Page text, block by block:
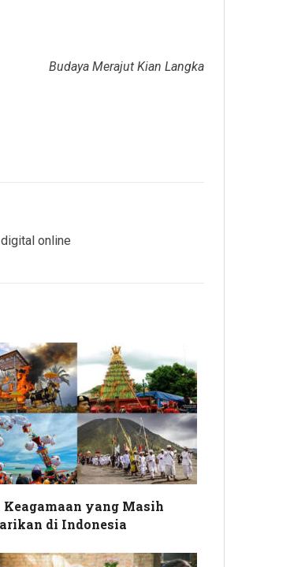
Budaya Merajut Kian Langka
online
yang Masih
di Indonesia